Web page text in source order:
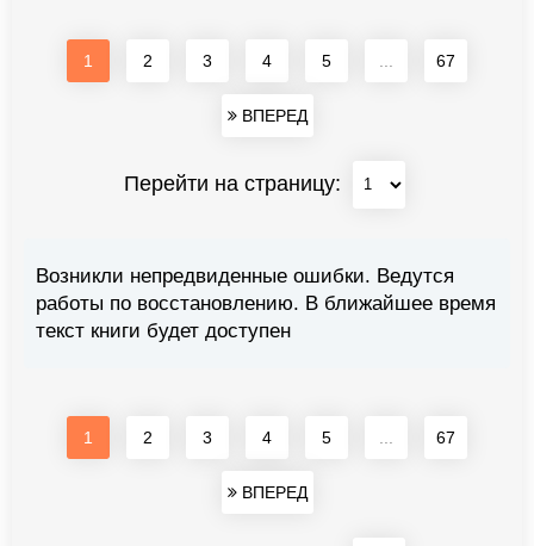
1 2 3 4 5 67
ВПЕРЕД
Перейти на страницу:
Возникли непредвиденные ошибки. Ведутся
работы по восстановлению. В ближайшее время
текст книги будет доступен
1 2 3 4 5 67
ВПЕРЕД